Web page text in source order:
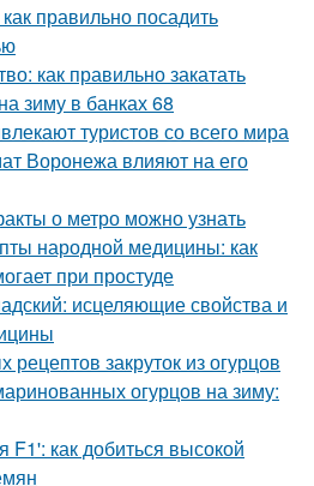
правильно посадить
как правильно закатать
зиму в банках 68
туристов со всего мира
Воронежа влияют на его
о метро можно узнать
народной медицины: как
при простуде
исцеляющие свойства и
рецептов закруток из огурцов
огурцов на зиму:
как добиться высокой